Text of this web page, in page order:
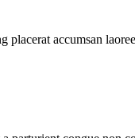
placerat accumsan